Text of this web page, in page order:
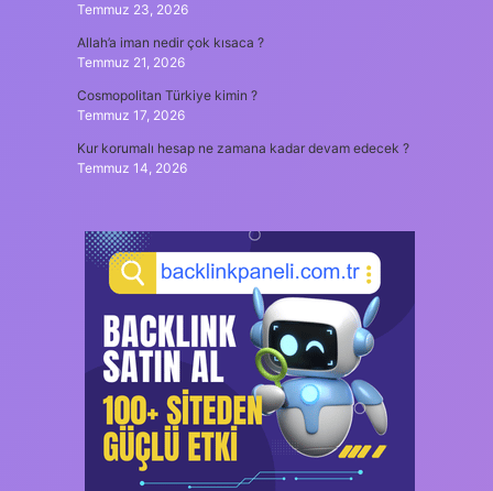
Temmuz 23, 2026
Allah’a iman nedir çok kısaca ?
Temmuz 21, 2026
Cosmopolitan Türkiye kimin ?
Temmuz 17, 2026
Kur korumalı hesap ne zamana kadar devam edecek ?
Temmuz 14, 2026